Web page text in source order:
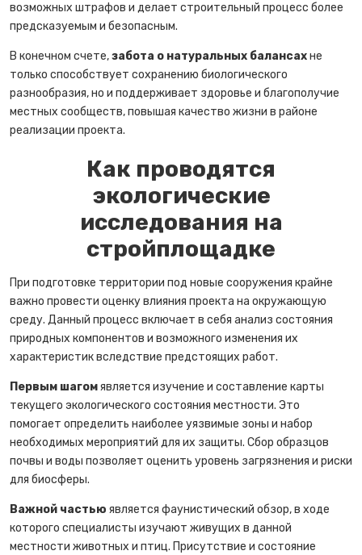
возможных штрафов и делает строительный процесс более
предсказуемым и безопасным.
В конечном счете,забота о натуральных балансахне
только способствует сохранению биологического
разнообразия, но и поддерживает здоровье и благополучие
местных сообществ, повышая качество жизни в районе
реализации проекта.
Как проводятся
экологические
исследования на
стройплощадке
При подготовке территории под новые сооружения крайне
важно провести оценку влияния проекта на окружающую
среду. Данный процесс включает в себя анализ состояния
природных компонентов и возможного изменения их
характеристик вследствие предстоящих работ.
Первым шагомявляется изучение и составление карты
текущего экологического состояния местности. Это
помогает определить наиболее уязвимые зоны и набор
необходимых мероприятий для их защиты. Сбор образцов
почвы и воды позволяет оценить уровень загрязнения и риски
для биосферы.
Важной частью является фаунистический обзор, в ходе
которого специалисты изучают живущих в данной
местности животных и птиц. Присутствие и состояние